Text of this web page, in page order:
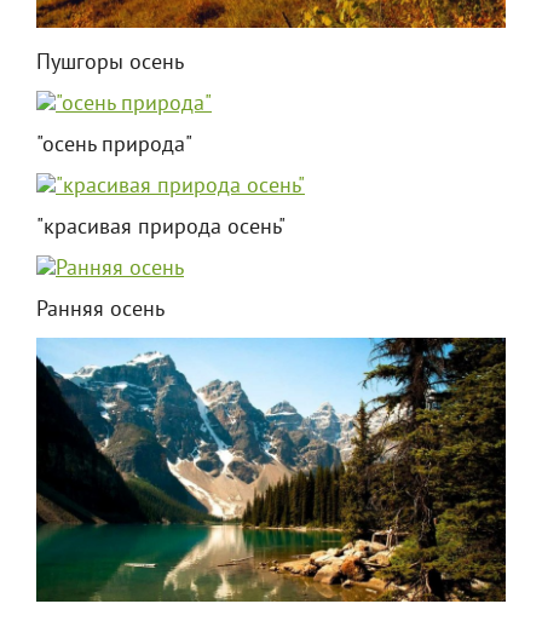
Пушгоры осень
"осень природа"
"красивая природа осень"
Ранняя осень